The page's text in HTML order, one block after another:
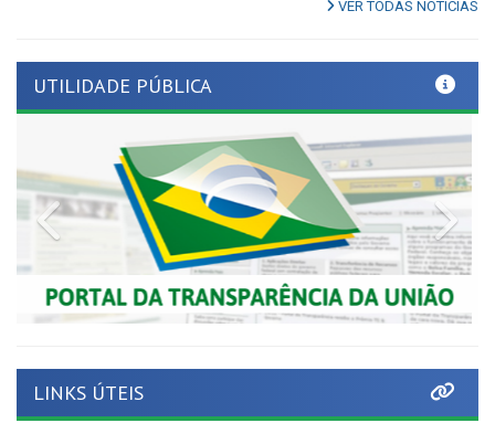
Previous
Tribunal de Contas de Pernambuco